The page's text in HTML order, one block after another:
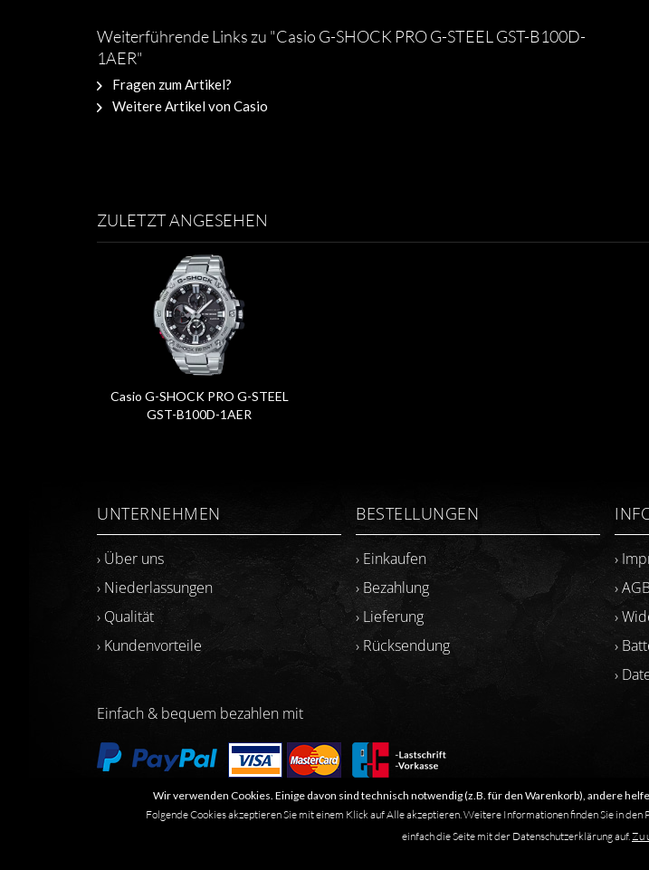
Weiterführende Links zu "Casio G-SHOCK PRO G-STEEL GST-B100D-
1AER"
Fragen zum Artikel?
Weitere Artikel von Casio
ZULETZT ANGESEHEN
Casio G-SHOCK PRO G-STEEL
GST-B100D-1AER
UNTERNEHMEN
› Über uns
› Niederlassungen
› Qualität
› Kundenvorteile
BESTELLUNGEN
› Einkaufen
› Bezahlung
› Lieferung
› Rücksendung
›
›
›
›
›
Einfach & bequem bezahlen mit
​Letzte
Wir verwenden Cookies. Einige davon sind technisch notwendig (z.B. für den Warenkorb), andere
Folgende Cookies akzeptieren Sie mit einem Klick auf Alle akzeptieren. Weitere Informationen finden Sie in
einfach die Seite mit der Datenschutzerklärung auf.Zu